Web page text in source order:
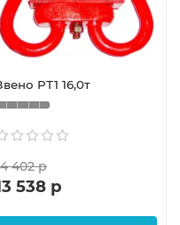
РТ1 16,0т
402 р
538 р